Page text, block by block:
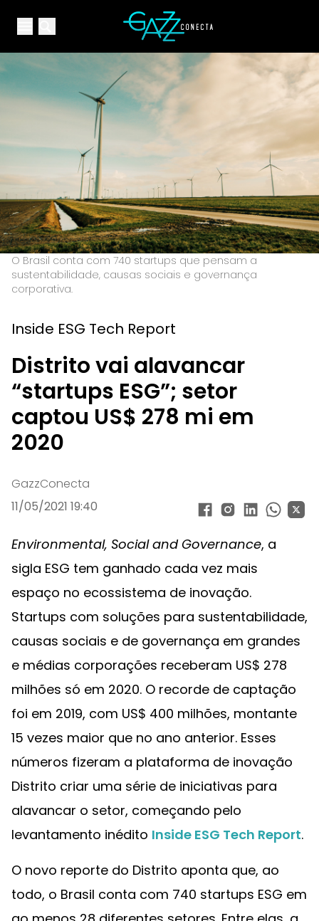
Open main menuYour Company
O Brasil conta com 740 startups que pensam a
sustentabilidade, causas sociais e governança
corporativa.
Inside ESG Tech Report
Distrito vai alavancar
“startups ESG”; setor
captou US$ 278 mi em
2020
GazzConecta
11/05/2021 19:40
Environmental, Social and Governance, a
sigla ESG tem ganhado cada vez mais
espaço no ecossistema de inovação.
Startups com soluções para sustentabilidade,
causas sociais e de governança em grandes
e médias corporações receberam US$ 278
milhões só em 2020. O recorde de captação
foi em 2019, com US$ 400 milhões, montante
15 vezes maior que no ano anterior. Esses
números fizeram a plataforma de inovação
Distrito criar uma série de iniciativas para
alavancar o setor, começando pelo
levantamento inédito Inside ESG Tech Report.
O novo reporte do Distrito aponta que, ao
todo, o Brasil conta com 740 startups ESG em